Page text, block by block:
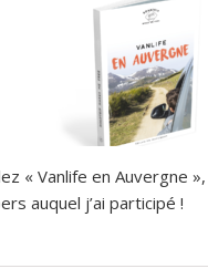
« Vanlife en Auvergne
auquel j’ai participé !